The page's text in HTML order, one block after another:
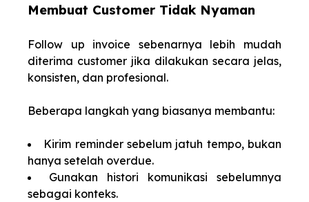
Membuat Customer Tidak Nyaman
Follow up invoice sebenarnya lebih mudah
diterima customer jika dilakukan secara jelas,
konsisten, dan profesional.
Beberapa langkah yang biasanya membantu:
Kirim reminder sebelum jatuh tempo, bukan
hanya setelah overdue.
Gunakan histori komunikasi sebelumnya
sebagai konteks.